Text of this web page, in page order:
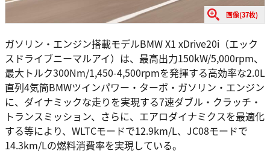
画像(37枚)
ガソリン・エンジン搭載モデルBMW X1 xDrive20i（エック
スドライブニーマルアイ）は、最高出力150kW/5,000rpm、
最大トルク300Nm/1,450-4,500rpmを発揮する高効率な2.0L
直列4気筒BMWツインパワー・ターボ・ガソリン・エンジン
に、ダイナミックな走りを実現する7速ダブル・クラッチ・
トランスミッション、さらに、エアロダイナミクスを最適化
する等により、WLTCモードで12.9km/L、JC08モードで
14.3km/Lの燃料消費率を実現している。